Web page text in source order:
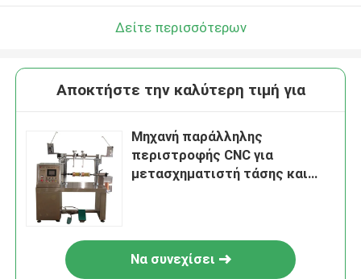
Δείτε περισσότερων
Αποκτήστε την καλύτερη τιμή για
Μηχανή παράλληλης
περιστροφής CNC για
μετασχηματιστή τάσης και
Να συνεχίσει